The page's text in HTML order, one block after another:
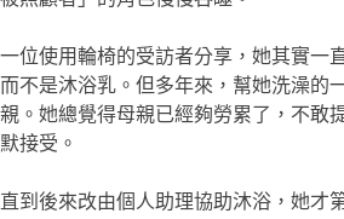
一位使用輪椅的受訪者分享，她其實一
而不是沐浴乳。但多年來，幫她洗澡的
親。她總覺得母親已經夠勞累了，不敢
默接受。
直到後來改由個人助理協助沐浴，她才